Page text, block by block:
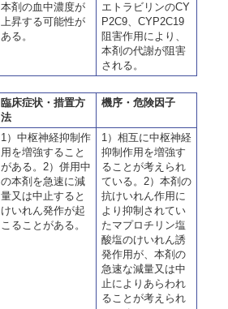
本剤の血中濃度が
上昇する可能性が
ある。
エトラビリンのCY
P2C9、CYP2C19
阻害作用により、
本剤の代謝が阻害
される。
臨床症状・措置方
法
機序・危険因子
1）中枢神経抑制作
用を増強すること
がある。2）併用中
の本剤を急速に減
量又は中止すると
けいれん発作が起
こることがある。
1）相互に中枢神経
抑制作用を増強す
ることが考えられ
ている。2）本剤の
抗けいれん作用に
より抑制されてい
たマプロチリン塩
酸塩のけいれん誘
発作用が、本剤の
急速な減量又は中
止によりあらわれ
ることが考えられ